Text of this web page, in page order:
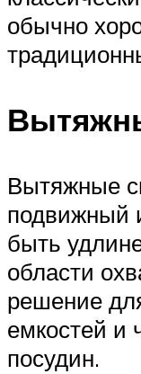
обычно
Вытяжные
подвижный
быть
области
решение
емкостей и
посудин.